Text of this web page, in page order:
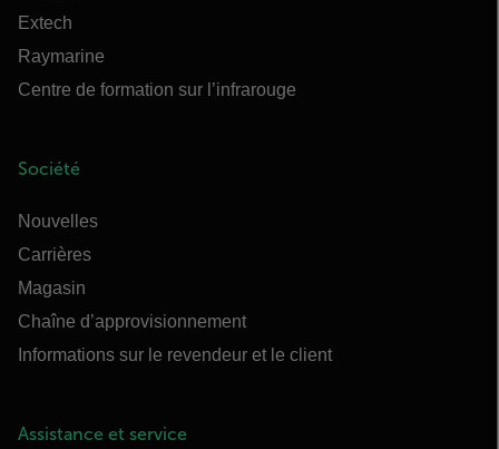
Extech
Raymarine
Centre de formation sur l’infrarouge
Société
Nouvelles
Carrières
Magasin
Chaîne d’approvisionnement
Informations sur le revendeur et le client
Assistance et service